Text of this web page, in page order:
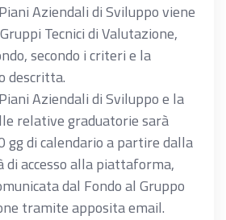
Aziendali di Sviluppo viene
Tecnici di Valutazione,
secondo i criteri e la
descritta.
Aziendali di Sviluppo e la
relative graduatorie sarà
di calendario a partire dalla
accesso alla piattaforma,
dal Fondo al Gruppo
tramite apposita email.